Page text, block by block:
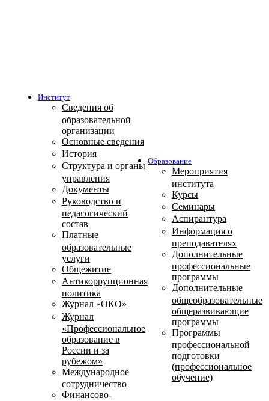
Институт
Сведения об
образовательной
организации
Основные сведения
История
Структура и органы
управления
Документы
Руководство и
педагогический
состав
Платные
образовательные
услуги
Общежитие
Антикоррупционная
политика
Журнал «ОКО»
Журнал
«Профессиональное
образование в
России и за
рубежом»
Международное
сотрудничество
Финансово-
Образование
Мероприятия
института
Курсы
Семинары
Аспирантура
Информация о
преподавателях
Дополнительные
профессиональные
программы
Дополнительные
общеобразовательные
общеразвивающие
программы
Программы
профессиональной
подготовки
(профессиональное
обучение)